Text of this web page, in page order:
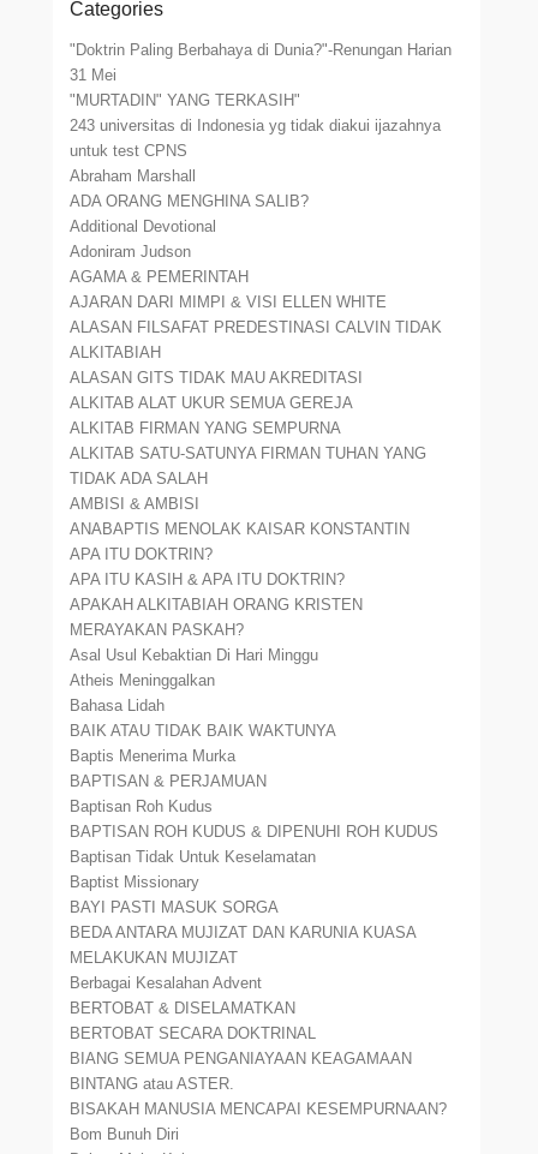
Categories
"Doktrin Paling Berbahaya di Dunia?"-Renungan Harian
31 Mei
"MURTADIN" YANG TERKASIH"
243 universitas di Indonesia yg tidak diakui ijazahnya
untuk test CPNS
Abraham Marshall
ADA ORANG MENGHINA SALIB?
Additional Devotional
Adoniram Judson
AGAMA & PEMERINTAH
AJARAN DARI MIMPI & VISI ELLEN WHITE
ALASAN FILSAFAT PREDESTINASI CALVIN TIDAK
ALKITABIAH
ALASAN GITS TIDAK MAU AKREDITASI
ALKITAB ALAT UKUR SEMUA GEREJA
ALKITAB FIRMAN YANG SEMPURNA
ALKITAB SATU-SATUNYA FIRMAN TUHAN YANG
TIDAK ADA SALAH
AMBISI & AMBISI
ANABAPTIS MENOLAK KAISAR KONSTANTIN
APA ITU DOKTRIN?
APA ITU KASIH & APA ITU DOKTRIN?
APAKAH ALKITABIAH ORANG KRISTEN
MERAYAKAN PASKAH?
Asal Usul Kebaktian Di Hari Minggu
Atheis Meninggalkan
Bahasa Lidah
BAIK ATAU TIDAK BAIK WAKTUNYA
Baptis Menerima Murka
BAPTISAN & PERJAMUAN
Baptisan Roh Kudus
BAPTISAN ROH KUDUS & DIPENUHI ROH KUDUS
Baptisan Tidak Untuk Keselamatan
Baptist Missionary
BAYI PASTI MASUK SORGA
BEDA ANTARA MUJIZAT DAN KARUNIA KUASA
MELAKUKAN MUJIZAT
Berbagai Kesalahan Advent
BERTOBAT & DISELAMATKAN
BERTOBAT SECARA DOKTRINAL
BIANG SEMUA PENGANIAYAAN KEAGAMAAN
BINTANG atau ASTER.
BISAKAH MANUSIA MENCAPAI KESEMPURNAAN?
Bom Bunuh Diri